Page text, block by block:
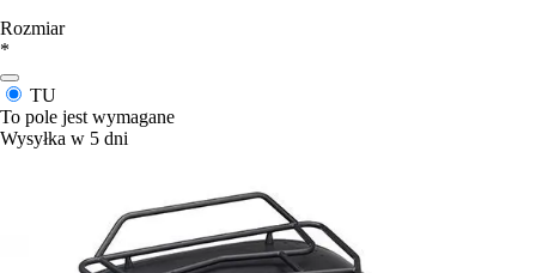
Rozmiar
*
TU
To pole jest wymagane
Wysyłka w 5 dni